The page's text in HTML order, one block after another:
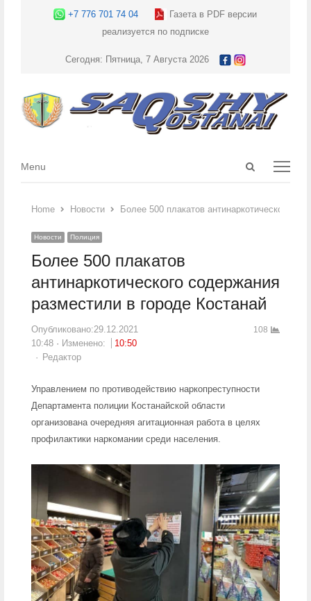
+7 776 701 74 04
Газета в PDF версии
реализуется по подписке
Сегодня: Пятница, 7 Августа 2026
Open
Menu
Menu
Home Новости Более 500 плакатов антинаркотического
Новости Полиция
Более 500 плакатов
антинаркотического содержания
разместили в городе Костанай
Опубликовано:29.12.2021
10:48
Изменено:
10:50
Author
Редактор
108
Управлением по противодействию наркопреступности
Департамента полиции Костанайской области
организована очередняя агитационная работа в целях
профилактики наркомании среди населения.